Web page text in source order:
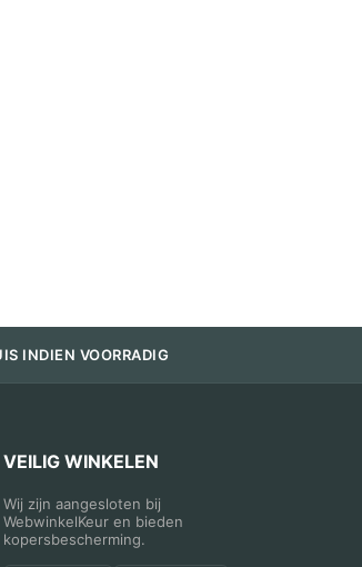
INDIEN VOORRADIG
VEILIG WINKELEN
Wij zijn aangesloten bij
WebwinkelKeur en bieden
kopersbescherming.